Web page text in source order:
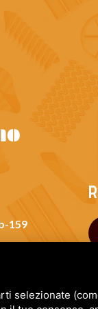
159
selezionate